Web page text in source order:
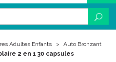
Adultes Enfants
Auto Bronzant
2 en 1 30 capsules